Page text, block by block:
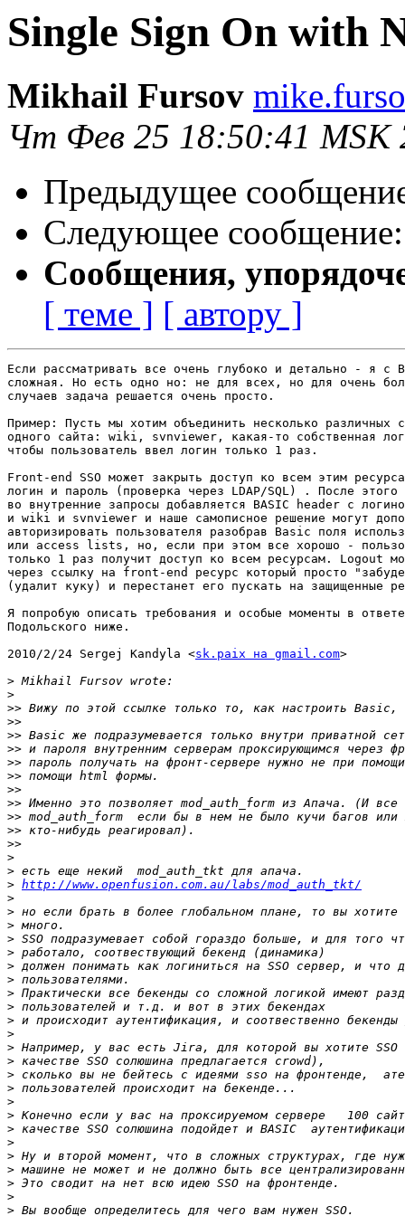
Single Sign On with
Mikhail Fursov
Чт Фев 25 18:50:41 MSK
Предыдущее
Следующее
Сообщения,
[ теме ] [ автору ]
Если рассматривать все очень глубоко и детально - я с
сложная. Но есть одно но: не для всех, но для очень
случаев задача решается очень просто.
Пример: Пусть мы хотим объединить несколько различных
одного сайта: wiki, svnviewer, какая-то собственная
чтобы пользователь ввел логин только 1 раз.
Front-end SSO может закрыть доступ ко всем этим
логин и пароль (проверка через LDAP/SQL) . После этого
во внутренние запросы добавляется BASIC header с
и wiki и svnviewer и наше самописное решение могут
авторизировать пользователя разобрав Basic поля
или access lists, но, если при этом все хорошо -
только 1 раз получит доступ ко всем ресурсам. Logout
через ссылку на front-end ресурс который просто
(удалит куку) и перестанет его пускать на защищенные
Я попробую описать требования и особые моменты в
Подольского ниже.
2010/2/24 Sergej Kandyla <sk.paix на gmail.com>
>
>
>>
>>
>>
>>
>>
>>
>>
>>
>>
>>
>>
>
>
> http://www.openfusion.com.au/labs/mod_auth_tkt/
>
>
>
>
>
>
>
>
>
>
>
>
>
>
>
>
>
>
>
>
>
>
>
>